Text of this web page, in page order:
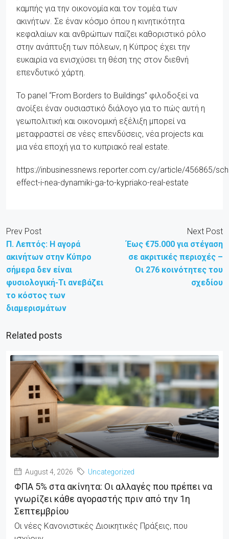
καμπής για την οικονομία και τον τομέα των
ακινήτων. Σε έναν κόσμο όπου η κινητικότητα
κεφαλαίων και ανθρώπων παίζει καθοριστικό ρόλο
στην ανάπτυξη των πόλεων, η Κύπρος έχει την
ευκαιρία να ενισχύσει τη θέση της στον διεθνή
επενδυτικό χάρτη.
Το panel “From Borders to Buildings” φιλοδοξεί να
ανοίξει έναν ουσιαστικό διάλογο για το πώς αυτή η
γεωπολιτική και οικονομική εξέλιξη μπορεί να
μεταφραστεί σε νέες επενδύσεις, νέα projects και
μια νέα εποχή για το κυπριακό real estate.
https://inbusinessnews.reporter.com.cy/article/456865/
effect-i-nea-dynamiki-ga-to-kypriako-real-estate
Prev Post
Π. Λεπτός: Η αγορά
ακινήτων στην Κύπρο
σήμερα δεν είναι
φυσιολογική-Τι ανεβάζει
το κόστος των
διαμερισμάτων
Next Post
Έως €75.000 για στέγαση
σε ακριτικές περιοχές –
Οι 276 κοινότητες του
σχεδίου
Related posts
August 4, 2026 Uncategorized
ΦΠΑ 5% στα ακίνητα: Οι αλλαγές που πρέπει να
γνωρίζει κάθε αγοραστής πριν από την 1η
Σεπτεμβρίου
Οι νέες Κανονιστικές Διοικητικές Πράξεις, που